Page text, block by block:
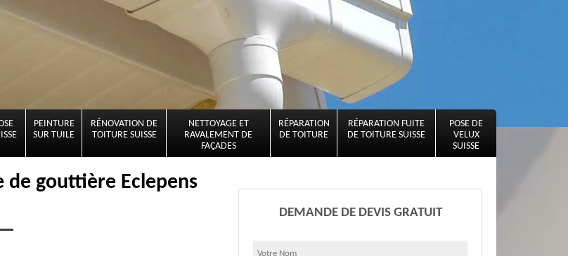
PEINTURE
SUR TUILE
RÉNOVATION DE
TOITURE SUISSE
NETTOYAGE ET
RAVALEMENT DE
FAÇADES
RÉPARATION
DE TOITURE
RÉPARATION FUITE
DE TOITURE SUISSE
POSE DE
VELUX
SUISSE
de gouttière Eclepens
DEMANDE DE DEVIS GRATUIT